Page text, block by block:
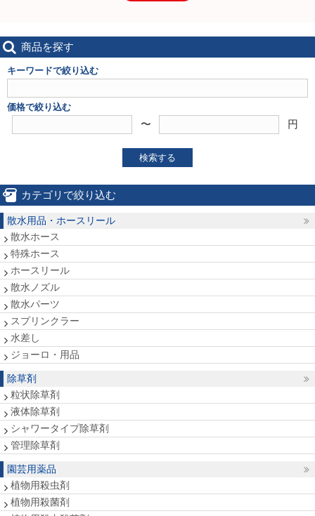
商品を探す
キーワードで絞り込む
価格で絞り込む
〜 円
検索する
カテゴリで絞り込む
散水用品・ホースリール
散水ホース
特殊ホース
ホースリール
散水ノズル
散水パーツ
スプリンクラー
水差し
ジョーロ・用品
除草剤
粒状除草剤
液体除草剤
シャワータイプ除草剤
管理除草剤
園芸用薬品
植物用殺虫剤
植物用殺菌剤